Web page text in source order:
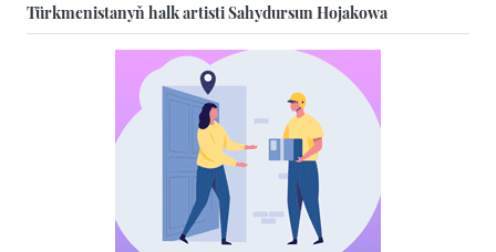
Türkmenistanyň halk artisti Sahydursun Hojakowa